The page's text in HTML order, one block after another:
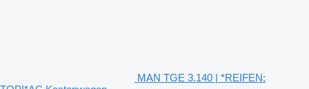
MAN TGE 3.140 | *REIFEN: